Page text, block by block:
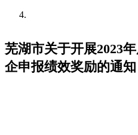
芜湖市关于开展2023
企申报绩效奖励的通知